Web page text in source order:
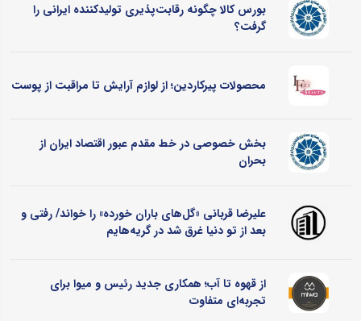
بورس کالا چگونه رقابت‌پذیری تولیدکننده ایرانی را
گرفت؟
محصولات پیرکاردین؛ از لوازم آرایش تا مراقبت از پوست
بخش خصوصی در خط مقدم عبور اقتصاد ایران از
بحران
علیرضا قربانی «گل‌های باران خورده» را خواند/ رفتی و
بعد از تو دنیا غرق شد در گریه‌هایم
از قهوه تا آب؛ همکاری جدید رئیس و میوا برای
تجربه‌ای متفاوت